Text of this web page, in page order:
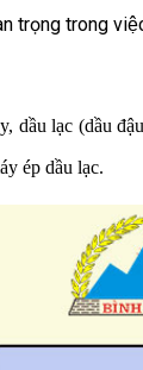
trọng trong
dầu lạc (dầu
ép dầu lạc.